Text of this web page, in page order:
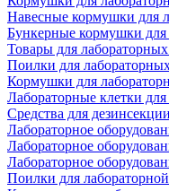
Навесные кормушки для
Бункерные кормушки
Товары для
Поилки для
Кормушки для
Лабораторные клетки
Средства для дезинсекции
Лабораторное
Лабораторное
Лабораторное
Поилки для